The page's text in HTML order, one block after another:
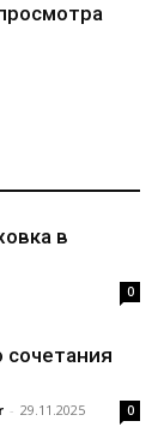
в
0
сочетания
- 29.11.2025 0